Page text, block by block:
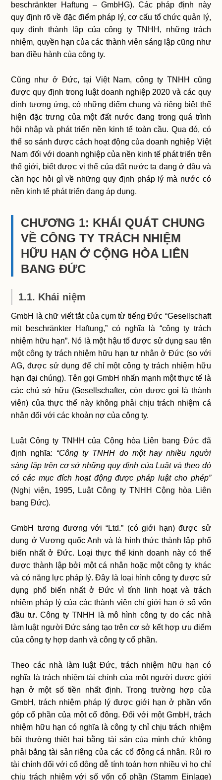
beschränkter Haftung – GmbHG). Các pháp định này
quy định rõ về đặc điểm pháp lý, cơ cấu tổ chức quản lý,
quy định thành lập của công ty TNHH, những trách
nhiệm, quyền hạn của các thành viên sáng lập cũng như
ban điều hành của công ty.
Cũng như ở Đức, tại Việt Nam, công ty TNHH cũng
được quy định trong luật doanh nghiệp 2020 và các quy
định tương ứng, có những điểm chung và riêng biệt thể
hiện đặc trưng của một đất nước đang trong quá trình
hội nhập và phát triển nền kinh tế toàn cầu. Qua đó, có
thể so sánh được cách hoạt động của doanh nghiệp Việt
Nam đối với doanh nghiệp của nền kinh tế phát triển trên
thế giới, biết được vị thế của đất nước ta đang ở đâu và
cần học hỏi gì về những quy định pháp lý mà nước có
nền kinh tế phát triển đang áp dụng.
CHƯƠNG 1: KHÁI QUÁT CHUNG
VỀ CÔNG TY TRÁCH NHIỆM
HỮU HẠN Ở CỘNG HÒA LIÊN
BANG ĐỨC
1.1. Khái niệm
GmbH là chữ viết tắt của cụm từ tiếng Đức “Gesellschaft
mit beschränkter Haftung,” có nghĩa là “công ty trách
nhiệm hữu hạn”. Nó là một hậu tố được sử dụng sau tên
một công ty trách nhiệm hữu hạn tư nhân ở Đức (so với
AG, được sử dụng để chỉ một công ty trách nhiệm hữu
hạn đại chúng). Tên gọi GmbH nhấn mạnh một thực tế là
các chủ sở hữu (Gesellschafter, còn được gọi là thành
viên) của thực thể này không phải chịu trách nhiệm cá
nhân đối với các khoản nợ của công ty.
Luật Công ty TNHH của Cộng hòa Liên bang Đức đã
định nghĩa: “Công ty TNHH do một hay nhiều người
sáng lập trên cơ sở những quy định của Luật và theo đó
có các mục đích hoạt động được pháp luật cho phép”
(Nghị viện, 1995, Luật Công ty TNHH Cộng hòa Liên
bang Đức).
GmbH tương đương với “Ltd.” (có giới hạn) được sử
dụng ở Vương quốc Anh và là hình thức thành lập phổ
biến nhất ở Đức. Loại thực thể kinh doanh này có thể
được thành lập bởi một cá nhân hoặc một công ty khác
và có năng lực pháp lý. Đây là loại hình công ty được sử
dụng phổ biến nhất ở Đức vì tính linh hoạt và trách
nhiệm pháp lý của các thành viên chỉ giới hạn ở số vốn
đầu tư. Công ty TNHH là mô hình công ty do các nhà
làm luật người Đức sáng tạo trên cơ sở kết hợp ưu điểm
của công ty hợp danh và công ty cổ phần.
Theo các nhà làm luật Đức, trách nhiệm hữu hạn có
nghĩa là trách nhiệm tài chính của một người được giới
hạn ở một số tiền nhất định. Trong trường hợp của
GmbH, trách nhiệm pháp lý được giới hạn ở phần vốn
góp cổ phần của một cổ đông. Đối với một GmbH, trách
nhiệm hữu hạn có nghĩa là công ty chỉ chịu trách nhiệm
bồi thường thiệt hại bằng tài sản của mình chứ không
phải bằng tài sản riêng của các cổ đông cá nhân. Rủi ro
tài chính đối với cổ đông dễ tính toán hơn nhiều vì họ chỉ
chịu trách nhiệm với số vốn cổ phần (Stamm Einlage)